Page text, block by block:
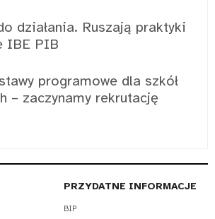
działania. Ruszają praktyki
IBE PIB
programowe dla szkół
– zaczynamy rekrutację
PRZYDATNE INFORMACJE
BIP